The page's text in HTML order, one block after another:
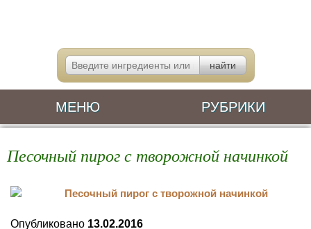
МЕНЮ РУБРИКИ
Песочный пирог с творожной начинкой
Опубликовано 13.02.2016